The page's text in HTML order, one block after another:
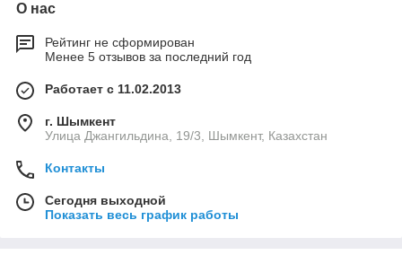
О нас
Рейтинг не сформирован
Менее 5 отзывов за последний год
Работает с 11.02.2013
г. Шымкент
Улица Джангильдина, 19/3, Шымкент, Казахстан
Контакты
Сегодня выходной
Показать весь график работы